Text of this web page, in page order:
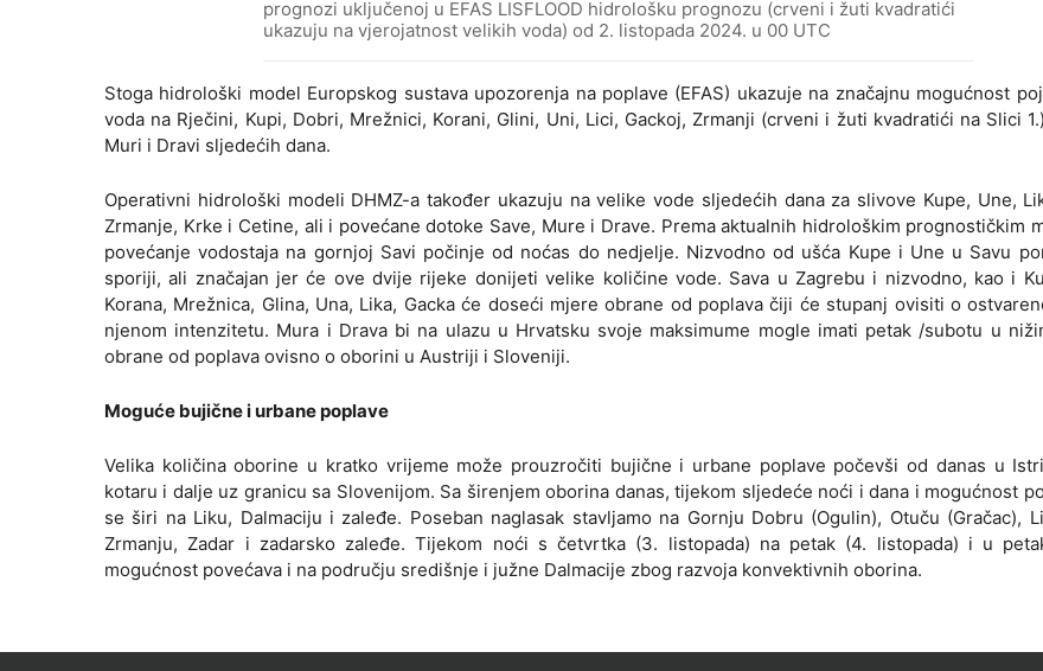
prognozi uključenoj u EFAS LISFLOOD hidrološku prognozu (crveni i žuti kvadratići
ukazuju na vjerojatnost velikih voda) od 2. listopada 2024. u 00 UTC
Stoga hidrološki model Europskog sustava upozorenja na poplave (EFAS) ukazuje na značajnu mogućnost
voda na Rječini, Kupi, Dobri, Mrežnici, Korani, Glini, Uni, Lici, Gackoj, Zrmanji (crveni i žuti kvadratići na Slici
Muri i Dravi sljedećih dana.
Operativni hidrološki modeli DHMZ-a također ukazuju na velike vode sljedećih dana za slivove Kupe, Une,
Zrmanje, Krke i Cetine, ali i povećane dotoke Save, Mure i Drave. Prema aktualnih hidrološkim prognostičkim
povećanje vodostaja na gornjoj Savi počinje od noćas do nedjelje. Nizvodno od ušća Kupe i Une u Savu
sporiji, ali značajan jer će ove dvije rijeke donijeti velike količine vode. Sava u Zagrebu i nizvodno, kao i
Korana, Mrežnica, Glina, Una, Lika, Gacka će doseći mjere obrane od poplava čiji će stupanj ovisiti o
njenom intenzitetu. Mura i Drava bi na ulazu u Hrvatsku svoje maksimume mogle imati petak /subotu u
obrane od poplava ovisno o oborini u Austriji i Sloveniji.
Moguće bujične i urbane poplave
Velika količina oborine u kratko vrijeme može prouzročiti bujične i urbane poplave počevši od danas u
kotaru i dalje uz granicu sa Slovenijom. Sa širenjem oborina danas, tijekom sljedeće noći i dana i mogućnost
se širi na Liku, Dalmaciju i zaleđe. Poseban naglasak stavljamo na Gornju Dobru (Ogulin), Otuču (Gračac),
Zrmanju, Zadar i zadarsko zaleđe. Tijekom noći s četvrtka (3. listopada) na petak (4. listopada) i u
mogućnost povećava i na području središnje i južne Dalmacije zbog razvoja konvektivnih oborina.